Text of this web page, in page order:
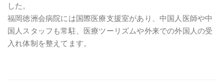
した。
福岡徳洲会病院には国際医療支援室があり、中国人医師や中
国人スタッフも常駐、医療ツーリズムや外来での外国人の受
入れ体制を整えてます。